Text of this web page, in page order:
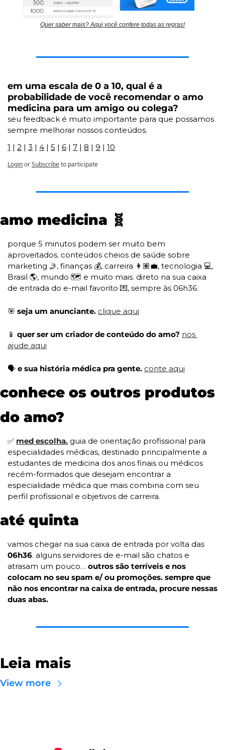
Quer saber mais? Aqui você confere todas as regras!
em uma escala de 0 a 10, qual é a
probabilidade de você recomendar o amo
medicina para um amigo ou colega?
seu feedback é muito importante para que possamos
sempre melhorar nossos conteúdos.
1 | 2 | 3 | 4 | 5 | 6 | 7 | 8 | 9 | 10
LoginorSubscribeto participate
amo medicina 🧬
porque 5 minutos podem ser muito bem
aproveitados. conteúdos cheios de saúde sobre
marketing 🤳, finanças 💰, carreira 👩🏽‍💼, tecnologia 💻,
Brasil 🌎, mundo 🗺️ e muito mais. direto na sua caixa
de entrada do e-mail favorito 💌, sempre às 06h36.
🎯 seja um anunciante. clique aqui
📱 quer ser um criador de conteúdo do amo? nos
ajude aqui
🗣️ e sua história médica pra gente. conte aqui
conhece os outros produtos
do amo?
✅ med escolha. guia de orientação profissional para
especialidades médicas, destinado principalmente a
estudantes de medicina dos anos finais ou médicos
recém-formados que desejam encontrar a
especialidade médica que mais combina com seu
perfil profissional e objetivos de carreira.
até quinta
06h36. alguns servidores de e-mail são chatos e
atrasam um pouco… outros são terríveis e nos
colocam no seu spam e/ ou promoções. sempre que
não nos encontrar na caixa de entrada, procure nessas
duas abas.
Leia mais
View more